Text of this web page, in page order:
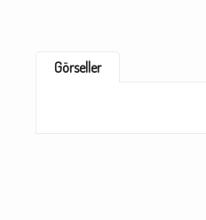
Görseller